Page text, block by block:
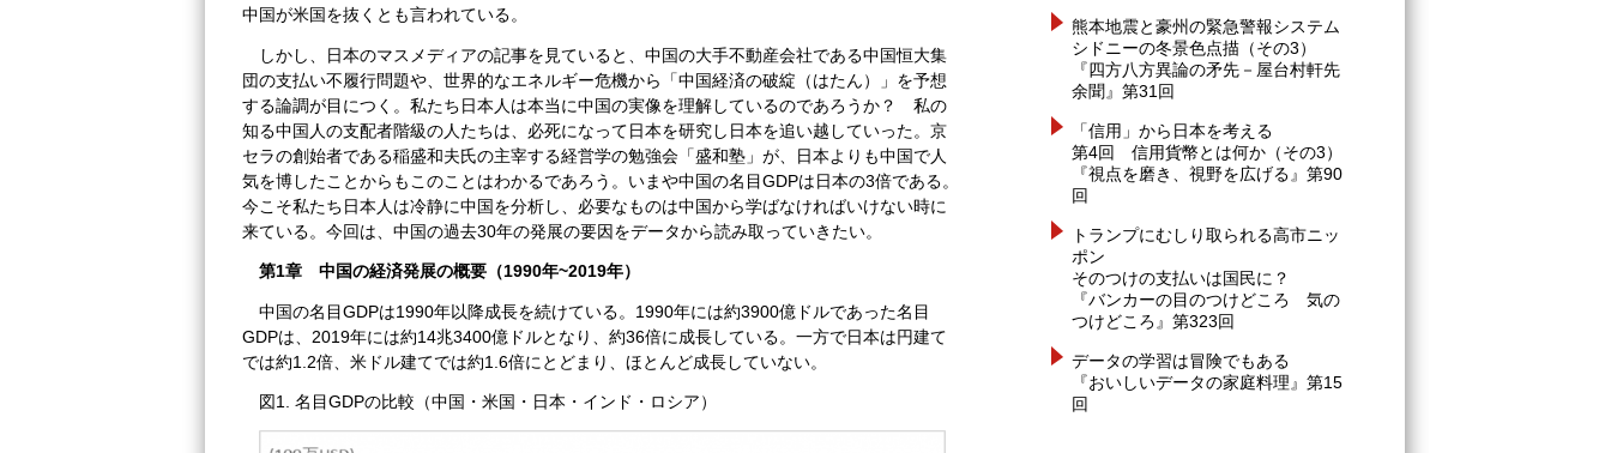
中国が米国を抜くとも言われている。
しかし、日本のマスメディアの記事を見ていると、中国の大手不動産会社である中国恒大集
団の支払い不履行問題や、世界的なエネルギー危機から「中国経済の破綻（はたん）」を予想
する論調が目につく。私たち日本人は本当に中国の実像を理解しているのであろうか？ 私の
知る中国人の支配者階級の人たちは、必死になって日本を研究し日本を追い越していった。京
セラの創始者である稲盛和夫氏の主宰する経営学の勉強会「盛和塾」が、日本よりも中国で人
気を博したことからもこのことはわかるであろう。いまや中国の名目GDPは日本の3倍である。
今こそ私たち日本人は冷静に中国を分析し、必要なものは中国から学ばなければいけない時に
来ている。今回は、中国の過去30年の発展の要因をデータから読み取っていきたい。
第1章 中国の経済発展の概要（1990年~2019年）
中国の名目GDPは1990年以降成長を続けている。1990年には約3900億ドルであった名目
GDPは、2019年には約14兆3400億ドルとなり、約36倍に成長している。一方で日本は円建て
では約1.2倍、米ドル建てでは約1.6倍にとどまり、ほとんど成長していない。
図1. 名目GDPの比較（中国・米国・日本・インド・ロシア）
熊本地震と豪州の緊急警報システム
シドニーの冬景色点描（その3）
『四方八方異論の矛先－屋台村軒先
余聞』第31回
「信用」から日本を考える
第4回 信用貨幣とは何か（その3）
『視点を磨き、視野を広げる』第90
回
トランプにむしり取られる高市ニッ
ポン
そのつけの支払いは国民に？
『バンカーの目のつけどころ 気の
つけどころ』第323回
データの学習は冒険でもある
『おいしいデータの家庭料理』第15
回